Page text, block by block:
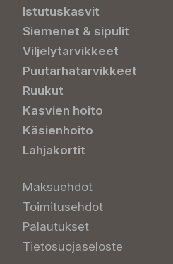
Istutuskasvit
Siemenet & sipulit
Viljelytarvikkeet
Puutarhatarvikkeet
Ruukut
Kasvien hoito
Käsienhoito
Lahjakortit
Maksuehdot
Toimitusehdot
Palautukset
Tietosuojaseloste